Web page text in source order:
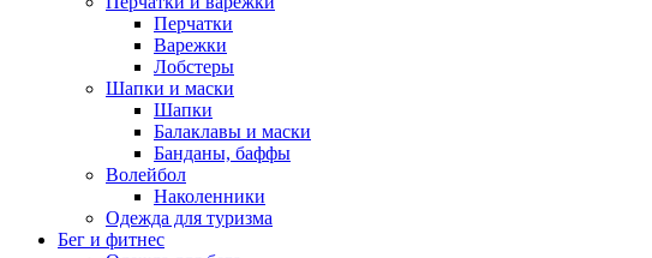
Перчатки
Варежки
Лобстеры
Шапки и маски
Шапки
Балаклавы и маски
Банданы, баффы
Волейбол
Наколенники
Одежда для туризма
Бег и фитнес